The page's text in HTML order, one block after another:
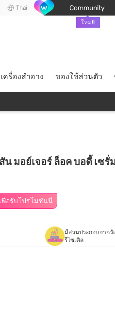
Thai Community
ใหม่!!
เครื่องสำอาง ของใช้ส่วนตัว
น มอย์เจอร์ ล็อค บอดี้ เซ
พื่อรับโปรโมชันนี้
มีส่วนประกอบจากวั
รีไซเคิล